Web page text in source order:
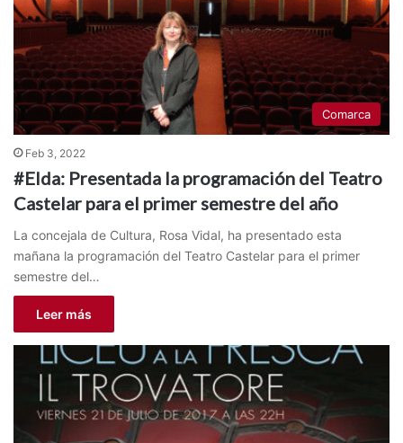
Comarca
Feb 3, 2022
#Elda: Presentada la programación del Teatro
Castelar para el primer semestre del año
La concejala de Cultura, Rosa Vidal, ha presentado esta
mañana la programación del Teatro Castelar para el primer
semestre del…
Leer más